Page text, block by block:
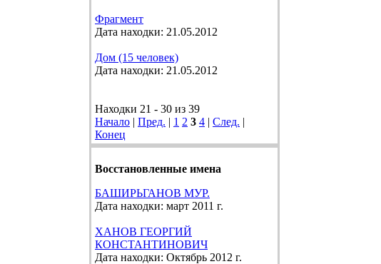
Фрагмент
Дата находки: 21.05.2012
Дом (15 человек)
Дата находки: 21.05.2012
Находки 21 - 30 из 39
Начало | Пред. | 1 2 3 4 | След. |
Конец
Восстановленные имена
БАШИРЬГАНОВ МУР.
Дата находки: март 2011 г.
ХАНОВ ГЕОРГИЙ
КОНСТАНТИНОВИЧ
Дата находки: Октябрь 2012 г.